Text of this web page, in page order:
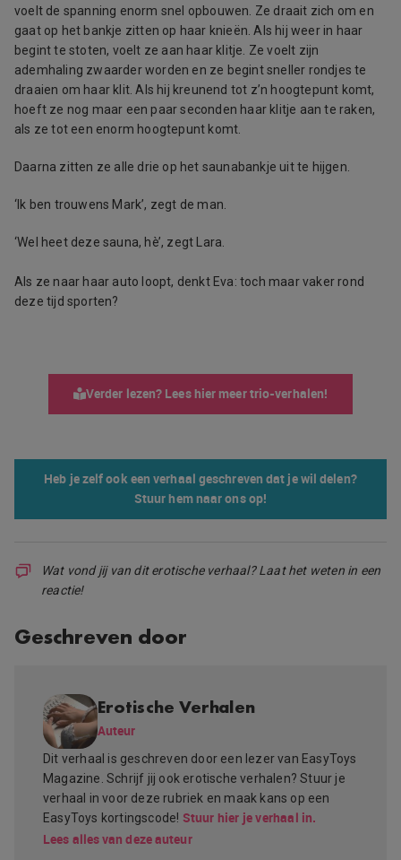
voelt de spanning enorm snel opbouwen. Ze draait zich om en
gaat op het bankje zitten op haar knieën. Als hij weer in haar
begint te stoten, voelt ze aan haar klitje. Ze voelt zijn
ademhaling zwaarder worden en ze begint sneller rondjes te
draaien om haar klit. Als hij kreunend tot z’n hoogtepunt komt,
hoeft ze nog maar een paar seconden haar klitje aan te raken,
als ze tot een enorm hoogtepunt komt.
Daarna zitten ze alle drie op het saunabankje uit te hijgen.
‘Ik ben trouwens Mark’, zegt de man.
‘Wel heet deze sauna, hè’, zegt Lara.
Als ze naar haar auto loopt, denkt Eva: toch maar vaker rond
deze tijd sporten?
Verder lezen? Lees hier meer trio-verhalen!
Heb je zelf ook een verhaal geschreven dat je wil delen?
Stuur hem naar ons op!
Wat vond jij van dit erotische verhaal? Laat het weten in een
reactie!
Geschreven door
Erotische Verhalen
Auteur
Dit verhaal is geschreven door een lezer van EasyToys
Magazine. Schrijf jij ook erotische verhalen? Stuur je
verhaal in voor deze rubriek en maak kans op een
EasyToys kortingscode! Stuur hier je verhaal in.
Lees alles van deze auteur